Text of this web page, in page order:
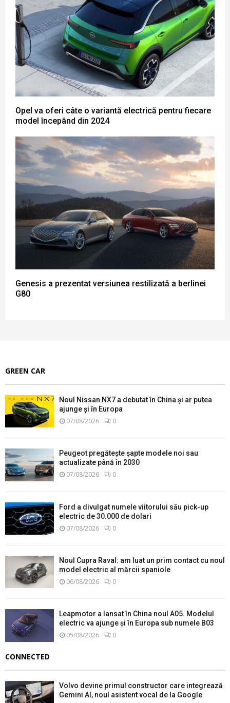
Opel va oferi câte o variantă electrică pentru fiecare
model începând din 2024
Genesis a prezentat versiunea restilizată a berlinei
G80
GREEN CAR
Noul Nissan NX7 a debutat în China și ar putea
ajunge și în Europa
07/08/2026 0
Peugeot pregătește șapte modele noi sau
actualizate până în 2030
07/08/2026 0
Ford a divulgat numele viitorului său pick-up
electric de 30.000 de dolari
07/08/2026 0
Noul Cupra Raval: am luat un prim contact cu noul
model electric al mărcii spaniole
06/08/2026 0
Leapmotor a lansat în China noul A05. Modelul
electric va ajunge și în Europa sub numele B03
05/08/2026 0
CONNECTED
Volvo devine primul constructor care integrează
Gemini AI, noul asistent vocal de la Google